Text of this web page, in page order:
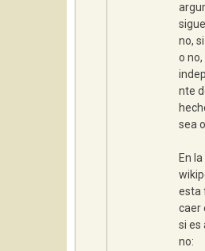
no,
o no,
nte
sea
En
esta
caer
si es
no: